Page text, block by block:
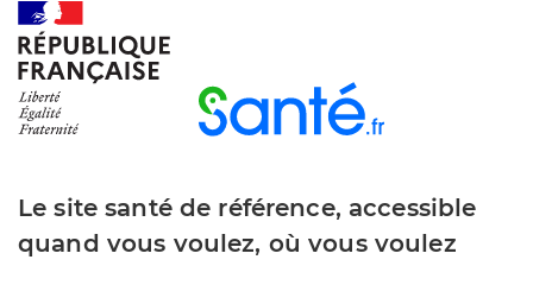
Le site santé de référence, accessible
quand vous voulez, où vous voulez